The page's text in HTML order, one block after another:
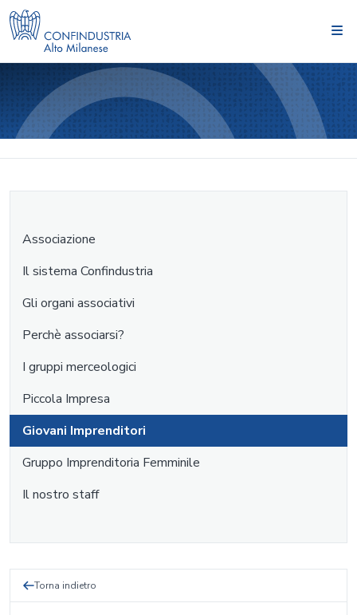
Associazione
Il sistema Confindustria
Gli organi associativi
Perchè associarsi?
I gruppi merceologici
Piccola Impresa
Giovani Imprenditori
Gruppo Imprenditoria Femminile
Il nostro staff
Torna indietro